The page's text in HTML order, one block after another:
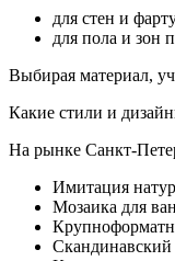
для стен и
для пола и зон
Выбирая материал,
Какие стили и
На рынке Санкт-
Имитация
Мозаика для
Скандинавский